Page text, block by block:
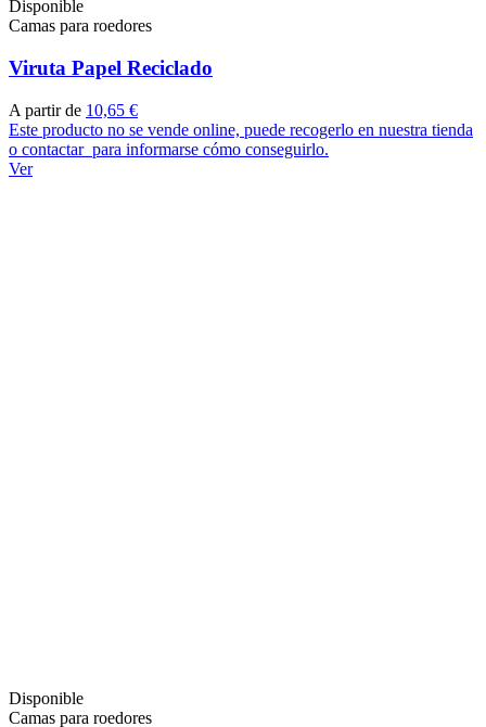
Disponible
Camas para roedores
Viruta Papel Reciclado
A partir de 10,65 €
Este producto no se vende online, puede recogerlo en nuestra tienda
o contactar para informarse cómo conseguirlo.
Ver
Disponible
Camas para roedores